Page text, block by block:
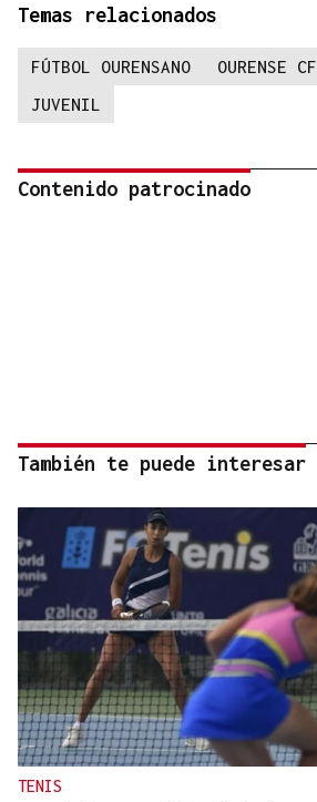
Temas relacionados
FÚTBOL OURENSANO OURENSE CF
JUVENIL
Contenido patrocinado
También te puede interesar
TENIS